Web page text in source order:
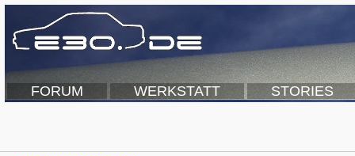
FORUM WERKSTATT STORIES